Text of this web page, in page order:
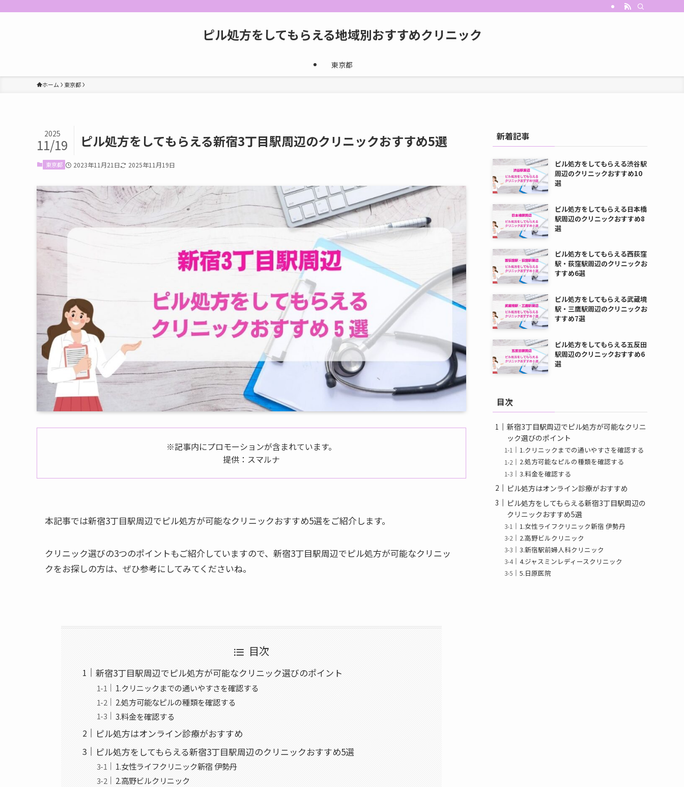
ピル処方をしてもらえる地域別おすすめクリニック
東京都
ホーム 東京都
ピル処方をしてもらえる新宿3丁目駅周辺のクリニックおすすめ5選
2025
11/19
東京都 2023年11月21日 2025年11月19日
※記事内にプロモーションが含まれています。
提供：スマルナ
本記事では新宿3丁目駅周辺でピル処方が可能なクリニックおすすめ5選をご紹介します。
クリニック選びの3つのポイントもご紹介していますので、新宿3丁目駅周辺でピル処方が可能なクリニッ
クをお探しの方は、ぜひ参考にしてみてくださいね。
目次
新宿3丁目駅周辺でピル処方が可能なクリニック選びのポイント
1.クリニックまでの通いやすさを確認する
2.処方可能なピルの種類を確認する
3.料金を確認する
ピル処方はオンライン診療がおすすめ
ピル処方をしてもらえる新宿3丁目駅周辺のクリニックおすすめ5選
1.女性ライフクリニック新宿 伊勢丹
2.高野ビルクリニック
新着記事
ピル処方をしてもらえる渋谷駅
周辺のクリニックおすすめ10
選
ピル処方をしてもらえる日本橋
駅周辺のクリニックおすすめ8
選
ピル処方をしてもらえる西荻窪
駅・荻窪駅周辺のクリニックお
すすめ6選
ピル処方をしてもらえる武蔵境
駅・三鷹駅周辺のクリニックお
すすめ7選
ピル処方をしてもらえる五反田
駅周辺のクリニックおすすめ6
選
目次
新宿3丁目駅周辺でピル処方が可能なクリニ
ック選びのポイント
1.クリニックまでの通いやすさを確認する
2.処方可能なピルの種類を確認する
3.料金を確認する
ピル処方はオンライン診療がおすすめ
ピル処方をしてもらえる新宿3丁目駅周辺の
クリニックおすすめ5選
1.女性ライフクリニック新宿 伊勢丹
2.高野ビルクリニック
3.新宿駅前婦人科クリニック
4.ジャスミンレディースクリニック
5.日原医院